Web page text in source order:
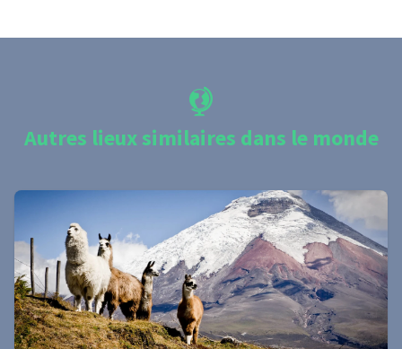
Autres lieux similaires dans le monde